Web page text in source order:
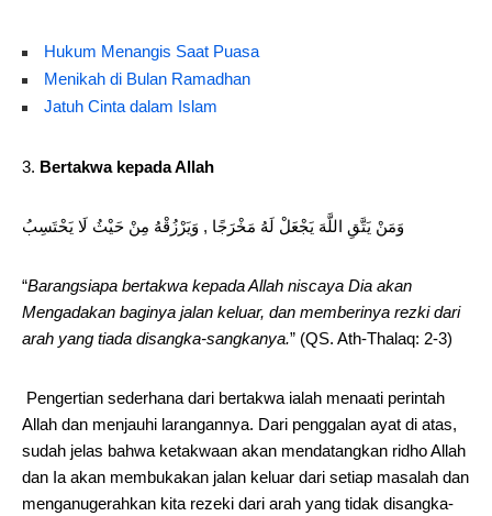
Hukum Menangis Saat Puasa
Menikah di Bulan Ramadhan
Jatuh Cinta dalam Islam
Bertakwa kepada Allah
وَمَنْ يَتَّقِ اللَّهَ يَجْعَلْ لَهُ مَخْرَجًا , وَيَرْزُقْهُ مِنْ حَيْثُ لَا يَحْتَسِبُ
“Barangsiapa bertakwa kepada Allah niscaya Dia akan
Mengadakan baginya jalan keluar, dan memberinya rezki dari
arah yang tiada disangka-sangkanya.” (QS. Ath-Thalaq: 2-3)
Pengertian sederhana dari bertakwa ialah menaati perintah
Allah dan menjauhi larangannya. Dari penggalan ayat di atas,
sudah jelas bahwa ketakwaan akan mendatangkan ridho Allah
dan Ia akan membukakan jalan keluar dari setiap masalah dan
menganugerahkan kita rezeki dari arah yang tidak disangka-